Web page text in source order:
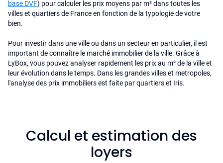
base DVF) pour calculer les prix moyens par m² dans toutes les
villes et quartiers de France en fonction de la typologie de votre
bien.
Pour investir dans une ville ou dans un secteur en particulier, il est
important de connaître le marché immobilier de la ville. Grâce à
LyBox, vous pouvez analyser rapidement les prix au m² de la ville et
leur évolution dans le temps. Dans les grandes villes et metropoles,
l'analyse des prix immobiliers est faite par quartiers et Iris.
Calcul et estimation des
loyers